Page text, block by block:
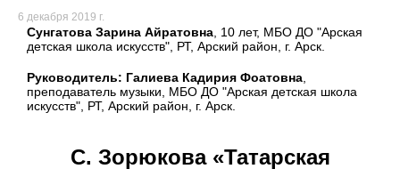
6 декабря 2019 г.
Сунгатова Зарина Айратовна, 10 лет, МБО ДО "Арская
детская школа искусств", РТ, Арский район, г. Арск.
Руководитель: Галиева Кадирия Фоатовна
преподаватель музыки, МБО ДО "Арская детская школа
искусств", РТ, Арский район, г. Арск.
С. Зорюкова «Татарская